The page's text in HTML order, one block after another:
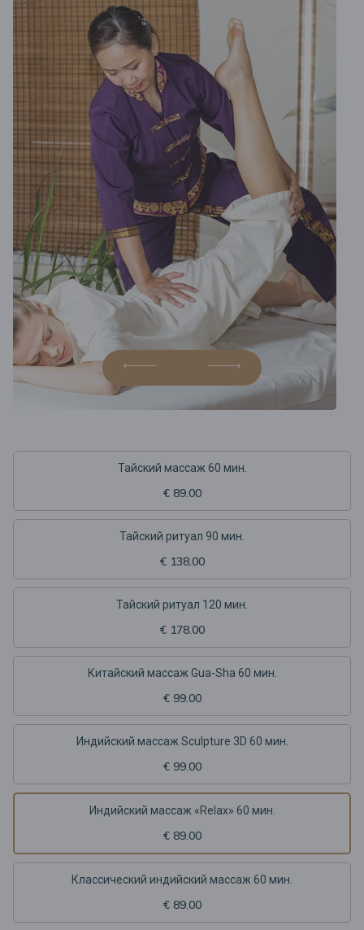
Тайский массаж 60 мин.
€ 89.00
Тайский ритуал 90 мин.
€ 138.00
Тайский ритуал 120 мин.
€ 178.00
Китайский массаж Gua-Sha 60 мин.
€ 99.00
Индийский массаж Sculpture 3D 60 мин.
€ 99.00
Индийский массаж «Relax» 60 мин.
€ 89.00
Классический индийский массаж 60 мин.
€ 89.00